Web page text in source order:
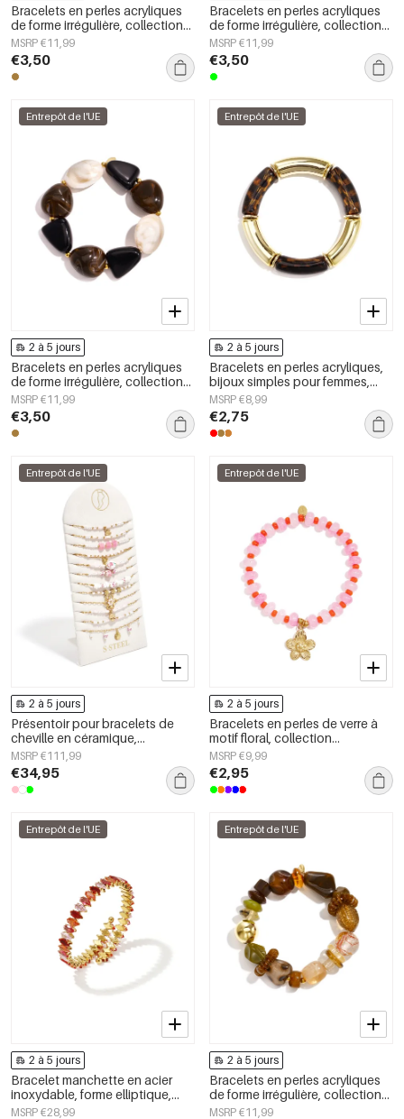
Bracelets en perles acryliques
de forme irrégulière, collection
Simple Daily Simple, bijoux pour
femmes
MSRP €11,99
€3,50
Bracelets en perles acryliques
de forme irrégulière, collection
Simple Daily Simple, bijoux pour
femmes
MSRP €11,99
€3,50
Entrepôt de l'UE
2 à 5 jours
Bracelets en perles acryliques
de forme irrégulière, collection
Simple Daily Simple, bijoux pour
femmes
MSRP €11,99
€3,50
Entrepôt de l'UE
2 à 5 jours
Bracelets en perles acryliques,
bijoux simples pour femmes,
collection Daily Simple
MSRP €8,99
€2,75
Entrepôt de l'UE
2 à 5 jours
Présentoir pour bracelets de
cheville en céramique,
collection Fleurs, Vacances,
Plage, Romantique, Bijoux pour
femmes
MSRP €111,99
€34,95
Entrepôt de l'UE
2 à 5 jours
Bracelets en perles de verre à
motif floral, collection
décontractée et simple pour
femmes
MSRP €9,99
€2,95
Entrepôt de l'UE
2 à 5 jours
Bracelet manchette en acier
inoxydable, forme elliptique,
collection Simple Daily Simple,
MSRP €28,99
Entrepôt de l'UE
2 à 5 jours
Bracelets en perles acryliques
de forme irrégulière, collection
Simple Daily Simple, bijoux pour
MSRP €11,99